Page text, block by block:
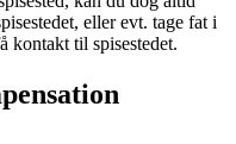
eller evt. tage fat i
kontakt til spisestedet.